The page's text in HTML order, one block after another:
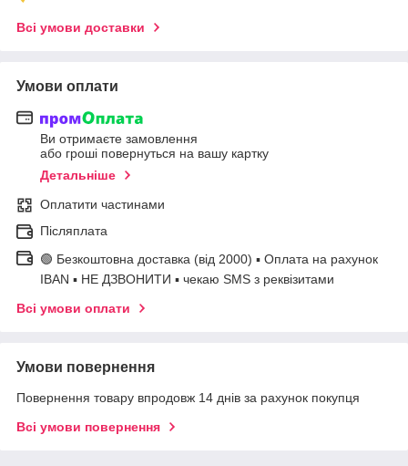
Всі умови доставки
Умови оплати
Ви отримаєте замовлення
або гроші повернуться на вашу картку
Детальніше
Оплатити частинами
Післяплата
🟢 Безкоштовна доставка (від 2000) ▪ Оплата на рахунок
IBAN ▪ НЕ ДЗВОНИТИ ▪ чекаю SMS з реквізитами
Всі умови оплати
Умови повернення
Повернення товару впродовж 14 днів за рахунок покупця
Всі умови повернення